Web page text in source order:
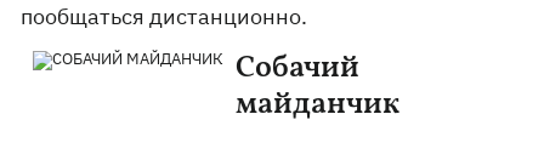
пообщаться дистанционно.
Собачий
майданчик